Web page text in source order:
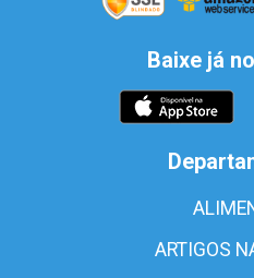
Baixe já
ARTIGOS